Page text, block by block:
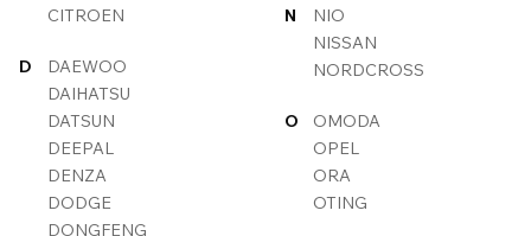
CITROEN
D
DAEWOO
DAIHATSU
DATSUN
DEEPAL
DENZA
DODGE
DONGFENG
N
NIO
NISSAN
NORDCROSS
O
OMODA
OPEL
ORA
OTING